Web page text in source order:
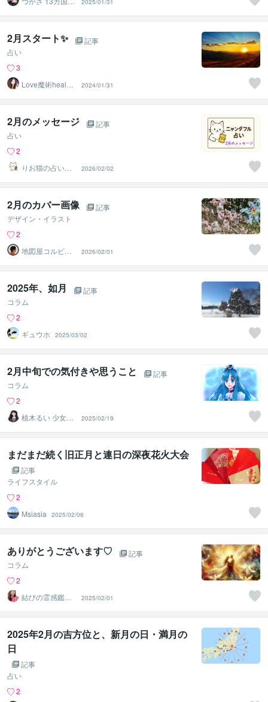
評価 8月新2件受
付中
2025/01/31
2月スタート✨
記事
占い
3
Love魔術healer
❤︎ソフィア
2024/01/31
2月のメッセージ
記事
占い
2
りお猫の占いテ
ラス
2026/02/02
2月のカバー画像
記事
デザイン・イラスト
2
地図屋コルビー
ジャック
2026/02/01
2025年、如月
記事
コラム
2
ギュウホ
2025/03/02
2月中旬での気付きや思うこと
記事
コラム
2
植木るい 少女漫
画イラスト
2025/02/19
まだまだ続く旧正月と連日の深夜花火大会
記事
ライフスタイル
2
Msiasia
2025/02/06
ありがとうございます♡
記事
コラム
2
結びの霊感鑑定
士♡心の守護者
優真（ゆうま
2025/02/01
2025年2月の吉方位と、新月の日・満月の
日
記事
占い
2